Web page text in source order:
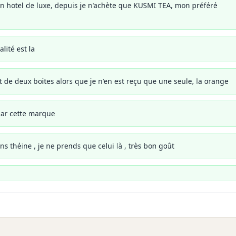
hotel de luxe, depuis je n'achète que KUSMI TEA, mon préféré
est la
deux boites alors que je n'en est reçu que une seule, la orange
cette marque
théine , je ne prends que celui là , très bon goût